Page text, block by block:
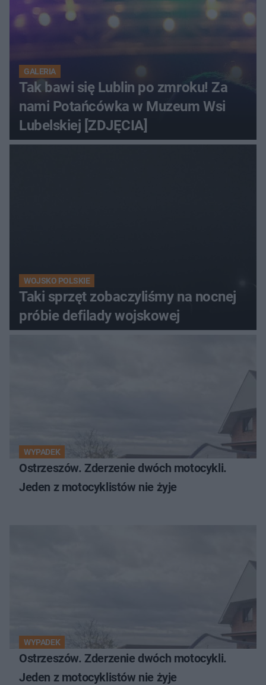
GALERIA
Tak bawi się Lublin po zmroku! Za
nami Potańcówka w Muzeum Wsi
Lubelskiej [ZDJĘCIA]
WOJSKO POLSKIE
Taki sprzęt zobaczyliśmy na nocnej
próbie defilady wojskowej
WYPADEK
Ostrzeszów. Zderzenie dwóch motocykli.
Jeden z motocyklistów nie żyje
WYPADEK
Ostrzeszów. Zderzenie dwóch motocykli.
Jeden z motocyklistów nie żyje